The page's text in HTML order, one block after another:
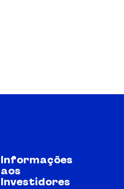
Informações
aos
Investidores